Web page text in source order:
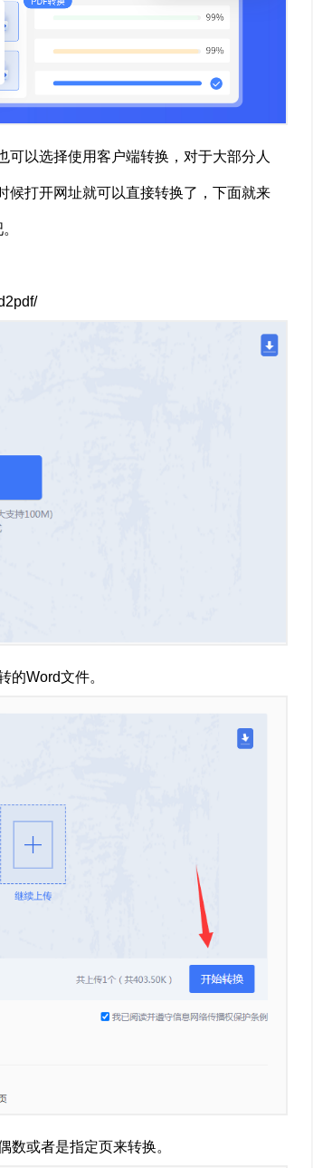
以选择使用客户端转换，对于大部分人
候打开网址就可以直接转换了，下面就来
的Word文件。
或者是指定页来转换。